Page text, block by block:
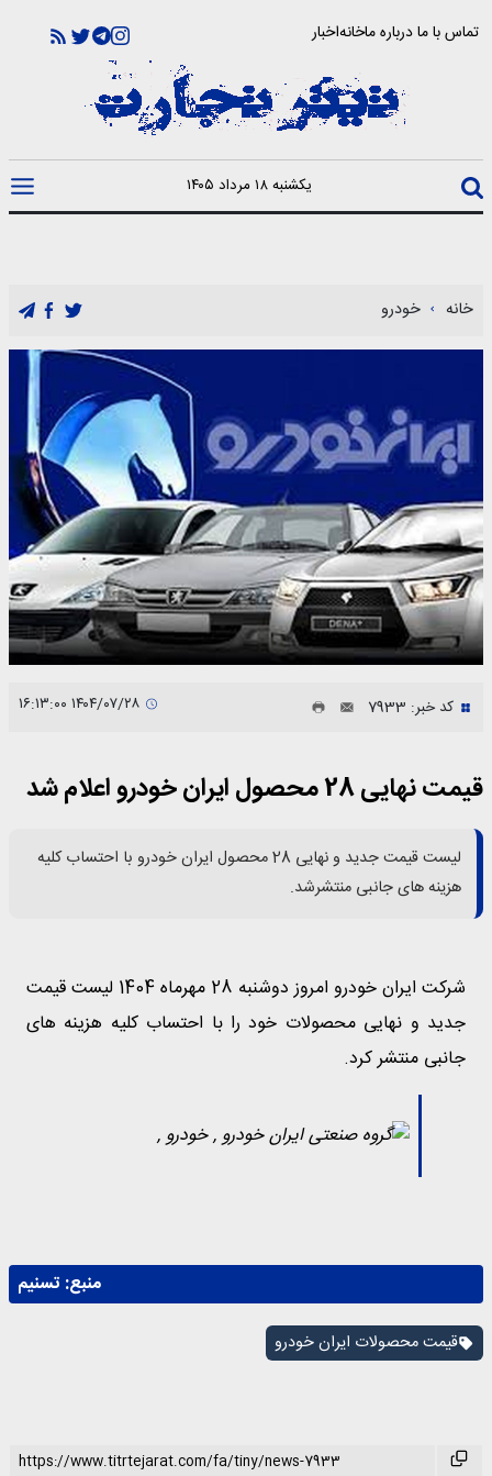
تماس با مادرباره ماخانهاخبار
یکشنبه ۱۸ مرداد ۱۴۰۵
خانه خودرو
کد خبر: 7933
قیمت نهایی 28 محصول ایران خودرو اعلام شد
لیست قیمت جدید و نهایی 28 محصول ایران خودرو با احتساب کلیه
هزینه های جانبی منتشرشد.
شرکت ایران خودرو امروز دوشنبه 28 مهرماه 1404 لیست قیمت
جدید و نهایی محصولات خود را با احتساب کلیه هزینه های
جانبی منتشر کرد.
منبع: تسنیم
قیمت محصولات ایران خودرو